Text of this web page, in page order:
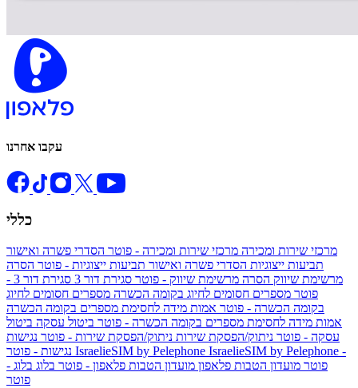
עקבו אחרנו
כללי
מרכזי שירות ומכירה מרכזי שירות ומכירה - פוטר הסדרי פשרה ואישור
תביעות ייצוגיות הסדרי פשרה ואישור תביעות ייצוגיות - פוטר הסרה
מרשימת שיווק הסרה מרשימת שיווק - פוטר סגירת דור 3
סגירת דור 3 -
פוטר מספרים חסומים לחיוג בקומה הכשרה מספרים חסומים לחיוג
בקומה הכשרה - פוטר אמות מידה לחסימת מספרים בקומה הכשרה
אמות מידה לחסימת מספרים בקומה הכשרה - פוטר ביטול עסקה ביטול
עסקה - פוטר ניתוק/הפסקת שירות ניתוק/הפסקת שירות - פוטר נגישות
IsraelieSIM by Pelephone IsraelieSIM by Pelephone -
פוטר מועדון הטבות פלאפון מועדון הטבות פלאפון - פוטר בלוג בלוג -
פוטר